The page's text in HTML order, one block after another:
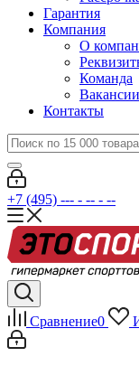
Гарантия
Компания
О
Команда
Вакансии
Контакты
+7 (495) --- - -- - --
Сравнение0